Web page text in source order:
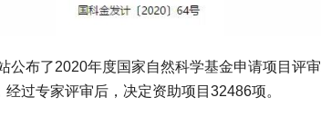
布了2020年度国家自然科学基金申请项目评
过专家评审后，决定资助项目32486项。